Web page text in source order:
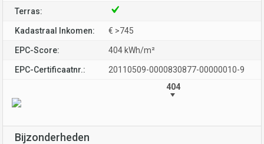
Terras:
Kadastraal Inkomen: € >745
EPC-Score: 404 kWh/m²
EPC-Certificaatnr.:
20110509-0000830877-00000010-9
404
Bijzonderheden